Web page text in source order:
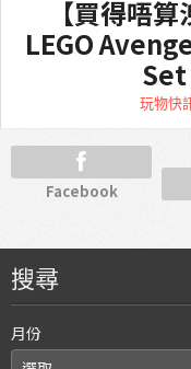
【買得唔
LEGO
玩物快
Facebook
搜尋
月份